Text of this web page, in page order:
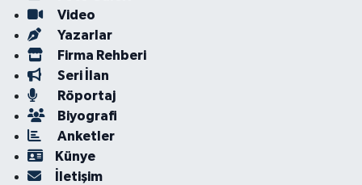
Video
Yazarlar
Firma Rehberi
Seri İlan
Röportaj
Biyografi
Anketler
Künye
İletişim